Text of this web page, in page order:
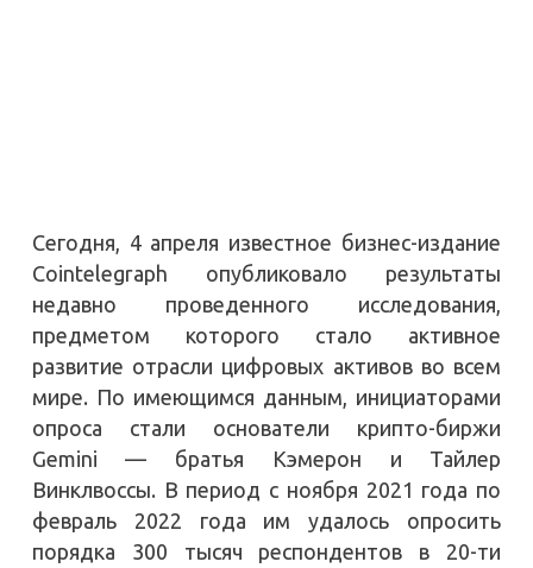
Сегодня, 4 апреля известное бизнес-издание
Cointelegraph опубликовало результаты
недавно проведенного исследования,
предметом которого стало активное
развитие отрасли цифровых активов во всем
мире. По имеющимся данным, инициаторами
опроса стали основатели крипто-биржи
Gemini — братья Кэмерон и Тайлер
Винклвоссы. В период с ноября 2021 года по
февраль 2022 года им удалось опросить
порядка 300 тысяч респондентов в 20-ти